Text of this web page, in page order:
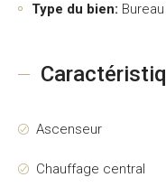
Type du bien: Bureau
Ascenseur
Chauffage central